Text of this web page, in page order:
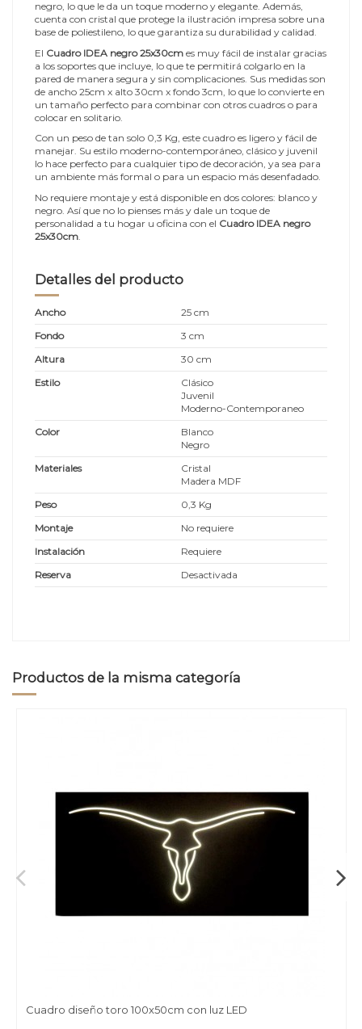
negro, lo que le da un toque moderno y elegante. Además,
cuenta con cristal que protege la ilustración impresa sobre una
base de poliestileno, lo que garantiza su durabilidad y calidad.
El Cuadro IDEA negro 25x30cm es muy fácil de instalar gracias
a los soportes que incluye, lo que te permitirá colgarlo en la
pared de manera segura y sin complicaciones. Sus medidas son
de ancho 25cm x alto 30cm x fondo 3cm, lo que lo convierte en
un tamaño perfecto para combinar con otros cuadros o para
colocar en solitario.
Con un peso de tan solo 0,3 Kg, este cuadro es ligero y fácil de
manejar. Su estilo moderno-contemporáneo, clásico y juvenil
lo hace perfecto para cualquier tipo de decoración, ya sea para
un ambiente más formal o para un espacio más desenfadado.
No requiere montaje y está disponible en dos colores: blanco y
negro. Así que no lo pienses más y dale un toque de
personalidad a tu hogar u oficina con el Cuadro IDEA negro
25x30cm
Detalles del producto
Ancho
25 cm
Fondo
3 cm
Altura
30 cm
Estilo
Clásico
Juvenil
Moderno-Contemporaneo
Color
Blanco
Negro
Materiales
Cristal
Madera MDF
Peso
0,3 Kg
Montaje
No requiere
Instalación
Requiere
Reserva
Desactivada
Productos de la misma categoría
Cuadro diseño toro 100x50cm con luz LED